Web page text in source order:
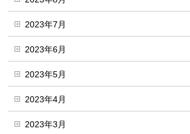
2023年7月
2023年6月
2023年5月
2023年4月
2023年3月